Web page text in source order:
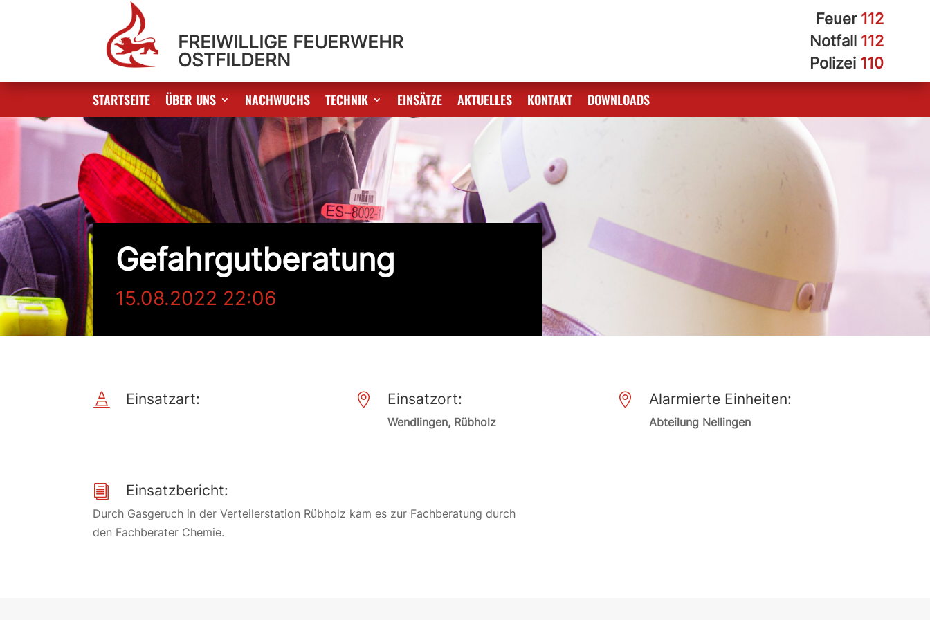
FREIWILLIGE FEUERWEHR
OSTFILDERN
Feuer 112
Notfall 112
Polizei 110
STARTSEITE ÜBER UNS NACHWUCHS TECHNIK EINSÄTZE AKTUELLES KONTAKT DOWNLOADS
Gefahrgutberatung
15.08.2022 22:06
 Einsatzart:  Einsatzort:
Wendlingen, Rübholz
 Alarmierte Einheiten:
Abteilung Nellingen
i Einsatzbericht:
Durch Gasgeruch in der Verteilerstation Rübholz kam es zur Fachberatung durch
den Fachberater Chemie.